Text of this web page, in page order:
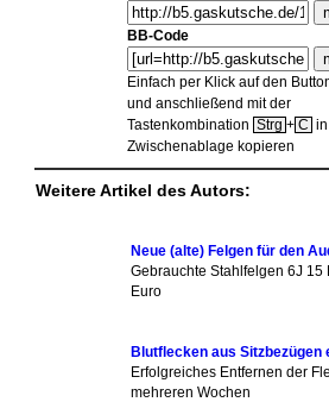
BB-Code
Einfach per Klick auf den
und anschließend mit der
Tastenkombination Strg + C
Zwischenablage kopieren
Weitere Artikel des Autors:
Neue (alte) Felgen für den
Gebrauchte Stahlfelgen 6J 15
Euro
Blutflecken aus Sitzbezügen
Erfolgreiches Entfernen der
mehreren Wochen